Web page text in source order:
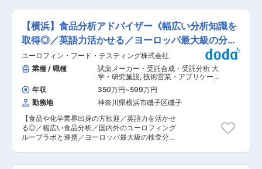
転勤はありません └全国26拠点のネットワークに
より、転居後も継続勤務が可能です。 ・産休取得
人数：44名（2023年度実績） ・育休復帰人数：
43名※うち男性6名（2023年度実績） ・育休復帰
後の時短勤務：お子様が小学校就学前まで実施可
能です ■キャリアパス： ◎専門職として常駐先を
異動する ◎専門職からへ営業や企画系へチャレン
ジ └パーソルグループの制度を活用し、グループ
内の様々な職種に挑戦できます。 ◎常駐先企業の
正社員に転職する ★専任の担当者（キャリアマネ
ジメント）がサポートします。 └入社後に常駐先
での悩みや今後のキャリアに関して相談ができ、
アドバイスをもらうことができます。また、「自
ア形成もサポートします。 ★ぜひご覧ください
★ ・社員インタビュー動画：
いる当社にて、開発部門に所属し、食品・調味料
製品の分析業務全般を担当いただきます。 ■業務
詳細 ・原料・中間製品・最終製品の理化学分析
・一般成分分析（水分、灰分、たんぱく質、脂質
等） ・原子吸光分析によるミネラル・金属成分分
析 ・HPLCによるアミノ酸、有機酸、糖類等の分
析 ・GC／GC-MSによる香気成分・揮発性成分分
析 ・微生物検査・衛生試験 ・リスクアセスメン
ト対応業務、その他管理 ・分析データの取りまと
めおよび報告書作成 ・分析手法の改良・開発およ
び精度向上活動 ・開発担当者との連携による製品
開発支援 ・品質保証部門や生産部門との連携業務
■魅力 募集する分析チームは、研究開発・品質保
証・生産技術を支える重要な技術部門です。分析
技術を活用して製品品質の向上や新商品開発を支
援し、食品の安全性・品質・機能性を科学的な視
【横浜】食品分析アドバイザー《幅広い分析知識を
取得◎／英語力活かせる／ヨーロッパ最大級の分析
企業》
ユーロフィン・フード・テスティング株式会社
業種 / 職種
試薬メーカー・受託合成・受託分析 大
学・研究施設, 技術営業・アプリケーシ
ョンエンジニア（食品・香料・飼料）
分析・解析・測定・各種評価試験（食
品・香料・飼料）
年収 350万円~599万円
勤務地
神奈川県横浜市磯子区磯子
【食品や化学業界出身の方歓迎／英語力を活かせ
る◎／幅広い食品分析／国内外のユーロフィング
ループラボと連携／ヨーロッパ最大級の検査分析
合わせた最適な分析方法の提案から報告書作成ま